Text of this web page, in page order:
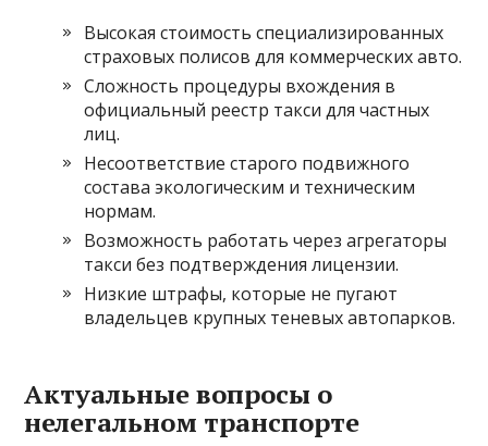
Высокая стоимость специализированных
страховых полисов для коммерческих авто.
Сложность процедуры вхождения в
официальный реестр такси для частных
лиц.
Несоответствие старого подвижного
состава экологическим и техническим
нормам.
Возможность работать через агрегаторы
такси без подтверждения лицензии.
Низкие штрафы, которые не пугают
владельцев крупных теневых автопарков.
Актуальные вопросы о
нелегальном транспорте